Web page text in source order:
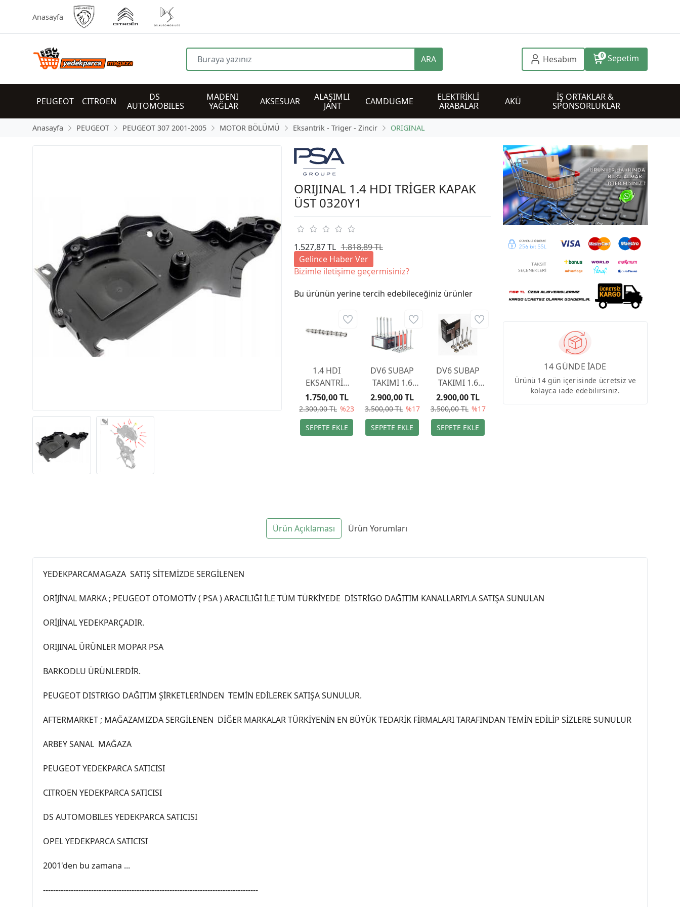
Anasayfa
ARA Hesabım 0 Sepetim
PEUGEOT CITROEN
DS
AUTOMOBILES
MADENI
YAĞLAR
AKSESUAR
ALAŞIMLI
JANT
CAMDUGME
ELEKTRİKLİ
ARABALAR
AKÜ
İŞ ORTAKLAR &
SPONSORLUKLAR
Anasayfa PEUGEOT PEUGEOT 307 2001-2005 MOTOR BÖLÜMÜ Eksantrik - Triger - Zincir ORIGINAL
ORIJINAL 1.4 HDI TRİGER KAPAK
ÜST 0320Y1
1.527,87 TL 1.818,89 TL
Gelince Haber Ver
Bizimle iletişime geçermisiniz?
Bu ürünün yerine tercih edebileceğiniz ürünler
1.4 HDI
EKSANTRİK
MİLİ DV4 -
0801CY
2.300,00 TL %23
1.750,00 TL
DV6 SUBAP
TAKIMI 1.6
110HP- 1.6
90HP
3.500,00 TL %17
2.900,00 TL
DV6 SUBAP
TAKIMI 1.6
110HP- 1.6
90HP
3.500,00 TL %17
2.900,00 TL
14 GÜNDE İADE
Ürünü 14 gün içerisinde ücretsiz ve
kolayca iade edebilirsiniz.
Ürün Açıklaması Ürün Yorumları
YEDEKPARCAMAGAZA SATIŞ SİTEMİZDE SERGİLENEN
ORİJİNAL MARKA ; PEUGEOT OTOMOTİV ( PSA ) ARACILIĞI İLE TÜM TÜRKİYEDE DİSTRİGO DAĞITIM KANALLARIYLA SATIŞA SUNULAN
ORİJİNAL YEDEKPARÇADIR.
ORIJINAL ÜRÜNLER MOPAR PSA
BARKODLU ÜRÜNLERDİR.
PEUGEOT DISTRIGO DAĞITIM ŞİRKETLERİNDEN TEMİN EDİLEREK SATIŞA SUNULUR.
AFTERMARKET ; MAĞAZAMIZDA SERGİLENEN DİĞER MARKALAR TÜRKİYENİN EN BÜYÜK TEDARİK FİRMALARI TARAFINDAN TEMİN EDİLİP SİZLERE SUNULUR
ARBEY SANAL MAĞAZA
PEUGEOT YEDEKPARCA SATICISI
CITROEN YEDEKPARCA SATICISI
DS AUTOMOBILES YEDEKPARCA SATICISI
OPEL YEDEKPARCA SATICISI
2001'den bu zamana ...
-------------------------------------------------------------------------------------